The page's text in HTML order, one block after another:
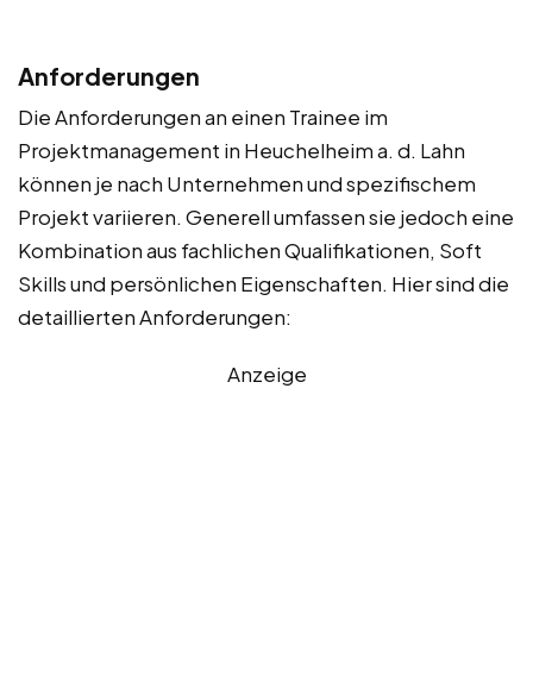
Anforderungen
Die Anforderungen an einen Trainee im
Projektmanagement in Heuchelheim a. d. Lahn
können je nach Unternehmen und spezifischem
Projekt variieren. Generell umfassen sie jedoch eine
Kombination aus fachlichen Qualifikationen, Soft
Skills und persönlichen Eigenschaften. Hier sind die
detaillierten Anforderungen:
Anzeige